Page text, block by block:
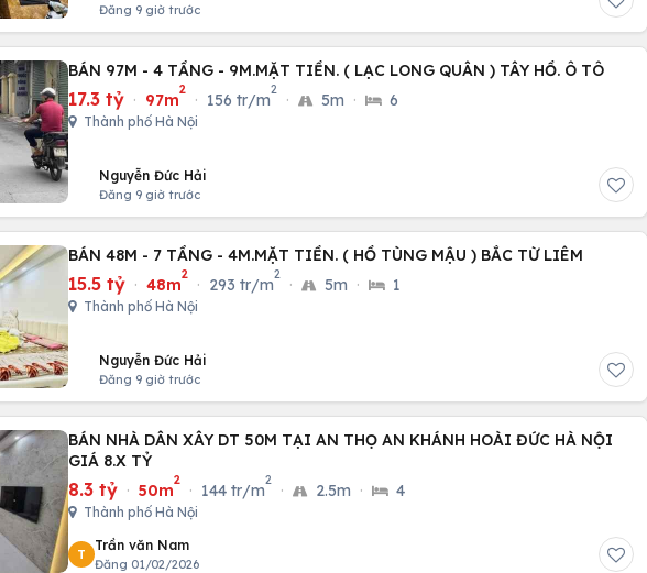
Đăng 9 giờ trước
BÁN 97M - 4 TẦNG - 9M.MẶT TIỀN. ( LẠC LONG QUÂN ) TÂY HỒ. Ô TÔ
17.3 tỷ · 97m
2
· 156 tr/m
2
· 5m · 6
Thành phố Hà Nội
Nguyễn Đức Hải
Đăng 9 giờ trước
BÁN 48M - 7 TẦNG - 4M.MẶT TIỀN. ( HỒ TÙNG MẬU ) BẮC TỪ LIÊM
15.5 tỷ · 48m
2
· 293 tr/m
2
· 5m · 1
Thành phố Hà Nội
Nguyễn Đức Hải
Đăng 9 giờ trước
BÁN NHÀ DÂN XÂY DT 50M TẠI AN THỌ AN KHÁNH HOÀI ĐỨC HÀ NỘI
GIÁ 8.X TỶ
8.3 tỷ · 50m
2
· 144 tr/m
2
· 2.5m · 4
Thành phố Hà Nội
T
Trần văn Nam
Đăng 01/02/2026